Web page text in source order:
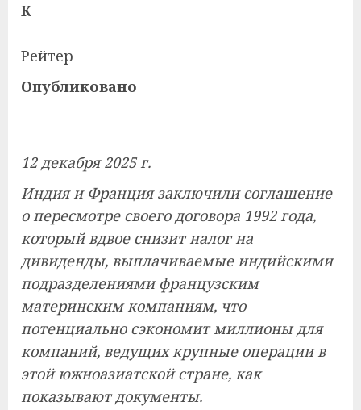
К
Рейтер
Опубликовано
12 декабря 2025 г.
Индия и Франция заключили соглашение
о пересмотре своего договора 1992 года,
который вдвое снизит налог на
дивиденды, выплачиваемые индийскими
подразделениями французским
материнским компаниям, что
потенциально сэкономит миллионы для
компаний, ведущих крупные операции в
этой южноазиатской стране, как
показывают документы.